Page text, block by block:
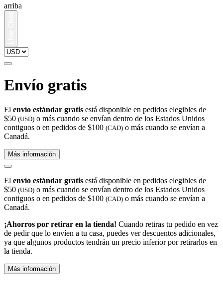
arriba
Envío gratis
El envío estándar gratis está disponible en pedidos elegibles de
$50 (USD) o más cuando se envían dentro de los Estados Unidos
contiguos o en pedidos de $100 (CAD) o más cuando se envían a
Canadá.
Más información
El envío estándar gratis está disponible en pedidos elegibles de
$50 (USD) o más cuando se envían dentro de los Estados Unidos
contiguos o en pedidos de $100 (CAD) o más cuando se envían a
Canadá.
¡Ahorros por retirar en la tienda! Cuando retiras tu pedido en vez
de pedir que lo envíen a tu casa, puedes ver descuentos adicionales,
ya que algunos productos tendrán un precio inferior por retirarlos en
la tienda.
Más información